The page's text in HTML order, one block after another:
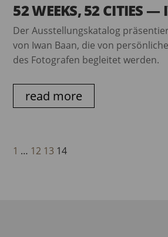
52 WEEKS, 52 CITIES
Der Ausstellungskatalog
von Iwan Baan, die von
des Fotografen begleitet werden.
read more
1 … 12 13 14